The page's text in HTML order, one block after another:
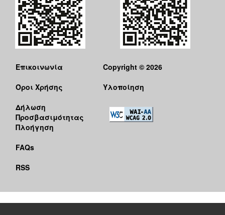
Επικοινωνία
Όροι Χρήσης
Δήλωση
Προσβασιμότητας
Πλοήγηση
FAQs
RSS
Copyright © 2026
Υλοποίηση